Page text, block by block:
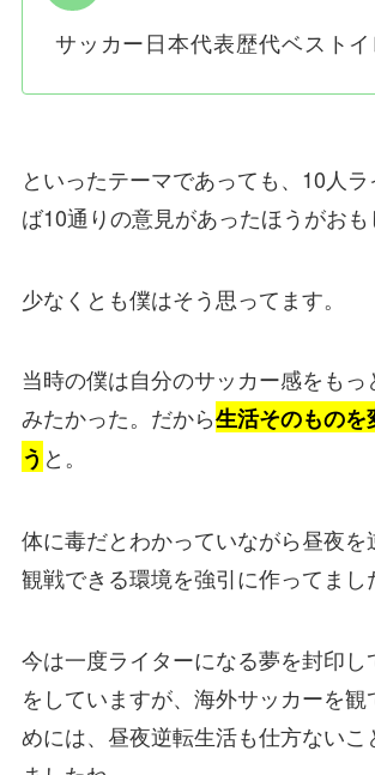
サッカー日本代表歴代ベスト
といったテーマであっても、10人
ば10通りの意見があったほうがおも
少なくとも僕はそう思ってます。
当時の僕は自分のサッカー感をもっ
みたかった。だから生活そのものを
う と。
体に毒だとわかっていながら昼夜を
観戦できる環境を強引に作ってまし
今は一度ライターになる夢を封印し
をしていますが、海外サッカーを観
めには、昼夜逆転生活も仕方ないこ